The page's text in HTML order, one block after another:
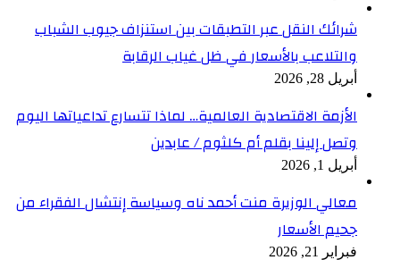
شرائك النقل عبر التطبقات بين استنزاف جيوب الشباب
والتلاعب بالأسعار في ظل غياب الرقابة
أبريل 28, 2026
الأزمة الاقتصادية العالمية… لماذا تتسارع تداعياتها اليوم
وتصل إلينا بقلم أم كلثوم / عابدين
أبريل 1, 2026
معالي الوزيرة منت أحمد ناه وسياسة إنتشال الفقراء من
جحيم الأسعار
فبراير 21, 2026